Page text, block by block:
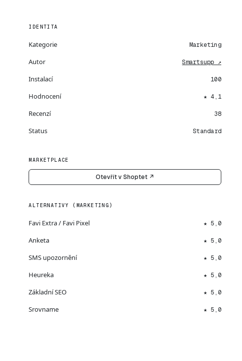
IDENTITA
Kategorie Marketing
Autor Smartsupp ↗
Instalací 100
Hodnocení ★ 4,1
Recenzí 38
Status Standard
MARKETPLACE
Otevřít v Shoptet ↗
ALTERNATIVY (MARKETING)
Favi Extra / Favi Pixel ★ 5,0
Anketa ★ 5,0
SMS upozornění ★ 5,0
Heureka ★ 5,0
Základní SEO ★ 5,0
Srovname ★ 5,0